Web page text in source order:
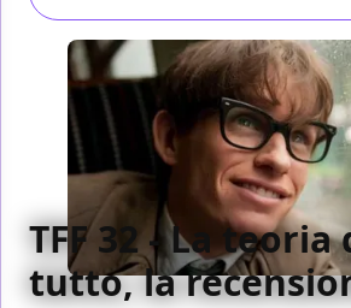
TFF 32 - La teoria
tutto, la